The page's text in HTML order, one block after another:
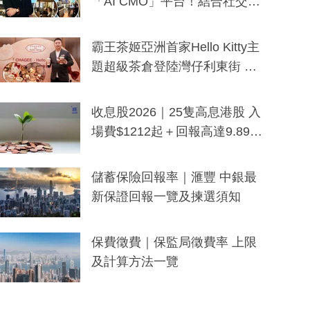
分鐘生成「貼地」宣傳短片
霸王茶姬亞洲首家Hello Kitty主
題超級茶倉登陸灣仔利東街 推
y及香港限定特調系列
收息股2026｜25隻高息港股 入
場費$1212起＋回報高達9.89
儲蓄保險回報率｜滙豐 中銀最
新保證回報一覽及揀選須知
保費徵費｜保監局徵費率 上限
及計算方法一覽